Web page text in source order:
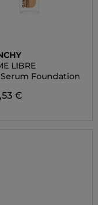
LIBRE
Foundation
€